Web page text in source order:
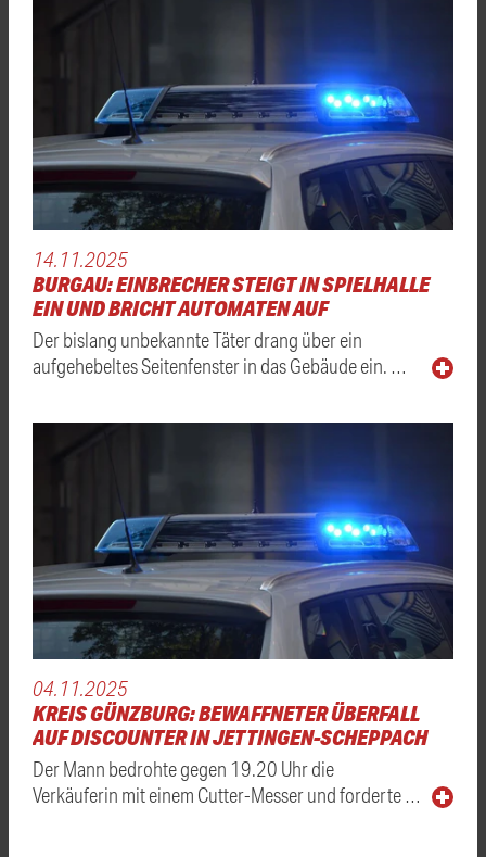
14.11.2025
BURGAU: EINBRECHER STEIGT IN SPIELHALLE
EIN UND BRICHT AUTOMATEN AUF
Der bislang unbekannte Täter drang über ein
aufgehebeltes Seitenfenster in das Gebäude ein. …
04.11.2025
KREIS GÜNZBURG: BEWAFFNETER ÜBERFALL
AUF DISCOUNTER IN JETTINGEN-SCHEPPACH
Der Mann bedrohte gegen 19.20 Uhr die
Verkäuferin mit einem Cutter-Messer und forderte …